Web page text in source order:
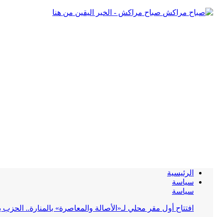
صباح مراكش - الخبر اليقين من هنا
الرئيسية
سياسة
سياسة
افتتاح أول مقر محلي لـ«الأصالة والمعاصرة» بالمنارة..